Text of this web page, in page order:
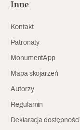
Popularne
Inne
Kontakt
Patronaty
MonumentApp
Mapa skojarzeń
Autorzy
Regulamin
Deklaracja dostępności